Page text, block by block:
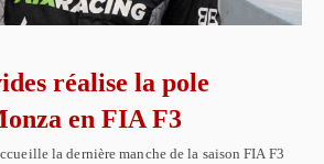
réalise la pole
en FIA F3
la dernière manche de la saison FIA F3